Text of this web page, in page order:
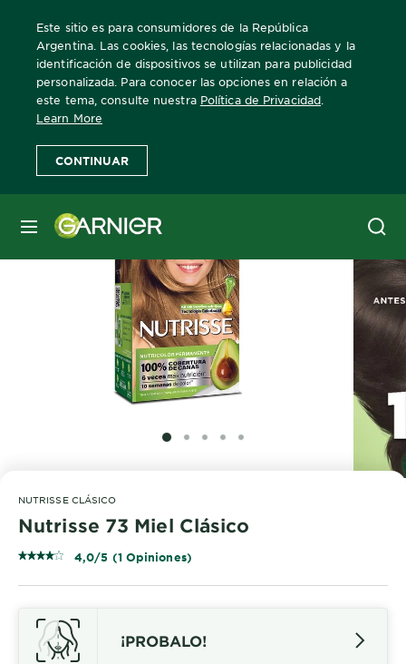
Este sitio es para consumidores de la República
Argentina. Las cookies, las tecnologías relacionadas y la
identificación de dispositivos se utilizan para publicidad
personalizada. Para conocer las opciones en relación a
este tema, consulte nuestra Política de Privacidad
Learn More
CONTINUAR
MENÚ
Home Nutrisse Clasico Más Información
SLIDE 1
SLIDE 2
SLIDE 3
SLIDE 4
SLIDE 5
NUTRISSE CLÁSICO
Nutrisse 73 Miel Clásico
4,0/5 (1 Opiniones)
¡PROBALO!